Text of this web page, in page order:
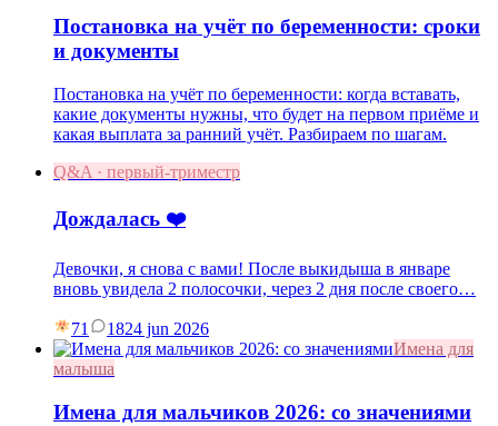
Постановка на учёт по беременности: сроки
и документы
Постановка на учёт по беременности: когда вставать,
какие документы нужны, что будет на первом приёме и
какая выплата за ранний учёт. Разбираем по шагам.
Q&A · первый-триместр
Дождалась ❤️
Девочки, я снова с вами! После выкидыша в январе
вновь увидела 2 полосочки, через 2 дня после своего…
71 1824 jun 2026
Имена для
малыша
Имена для мальчиков 2026: со значениями